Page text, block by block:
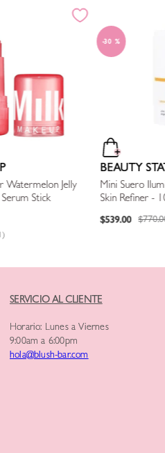
Watermelon Jelly
Stick
30 %
BEAUTY
Mini Suero
Skin Refiner -
$539.00 $770.
SERVICIO AL CLIENTE
Horario: Lunes a Viernes
9:00am a 6:00pm
hola@blush-bar.com